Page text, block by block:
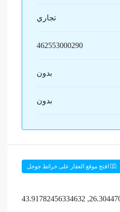
تجاري
462553000290
بدون
بدون
افتح موقع العقار على خرائط جوجل